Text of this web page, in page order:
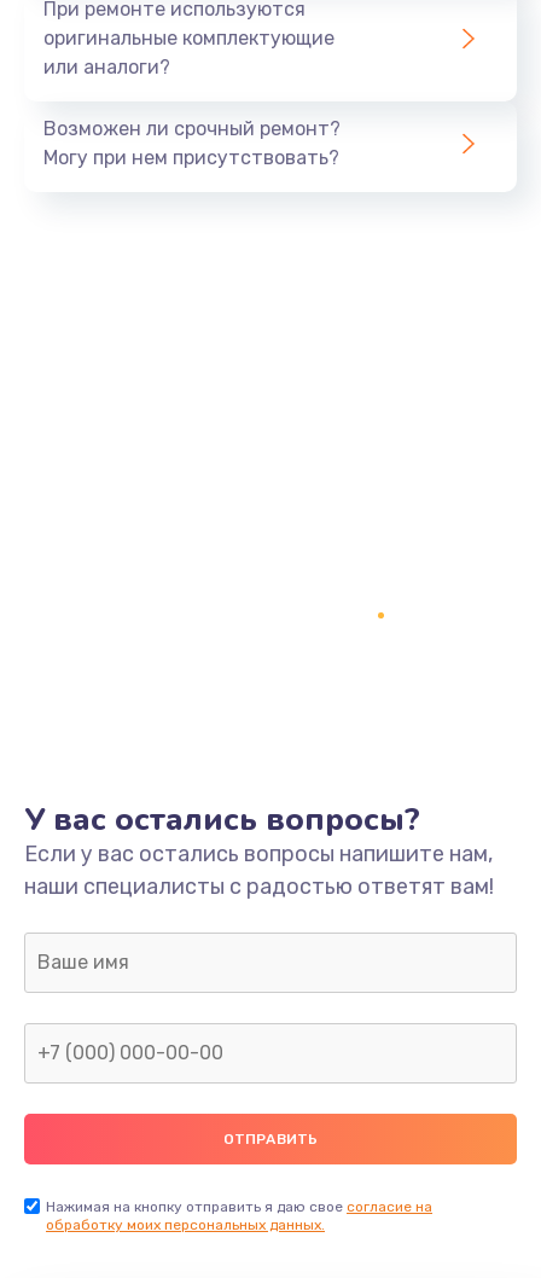
При ремонте используются
оригинальные комплектующие
или аналоги?
Возможен ли срочный ремонт?
Могу при нем присутствовать?
У вас остались вопросы?
Если у вас остались вопросы напишите нам,
наши специалисты с радостью ответят вам!
Нажимая на кнопку отправить я даю свое согласие на
обработку моих персональных данных.